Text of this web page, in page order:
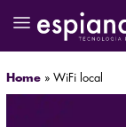
Home» WiFi local